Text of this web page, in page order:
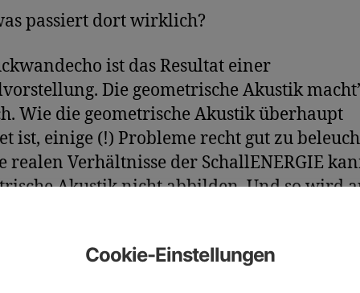
passiert dort wirklich?
ist das Resultat einer
Die geometrische Akustik
Wie die geometrische Akustik überhaupt
ist, einige (!) Probleme recht gut zu
realen Verhältnisse der SchallENERGIE
Akustik nicht abbilden. Und so wird
der berüchtigte Elefant…
eine Lehrerin spricht nicht – wie
– leiser, weil ihr das Rückwand-Echo
Cookie-Einstellungen